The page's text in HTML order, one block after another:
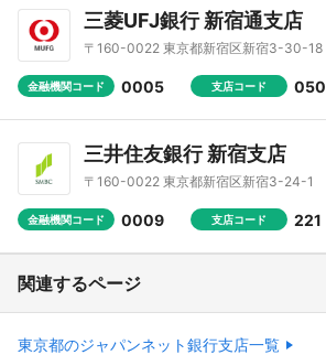
三菱UFJ銀行 新宿通支店
〒160-0022 東京都新宿区新宿3-30-18
金融機関コード 0005 支店コード 050
三井住友銀行 新宿支店
〒160-0022 東京都新宿区新宿3-24-1
金融機関コード 0009 支店コード 221
関連するページ
東京都のジャパンネット銀行支店一覧